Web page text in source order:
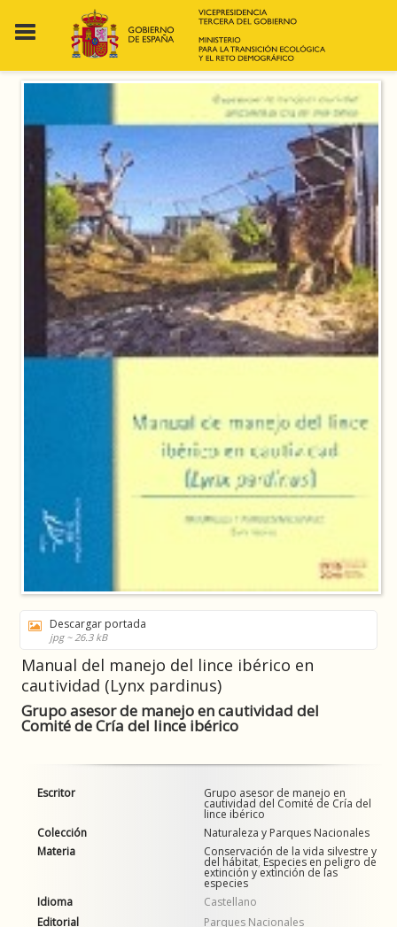
Descargar portada
jpg ~ 26.3 kB
Manual del manejo del lince ibérico en
cautividad (Lynx pardinus)
Grupo asesor de manejo en cautividad del
Comité de Cría del lince ibérico
Escritor Grupo asesor de manejo en
cautividad del Comité de Cría del
lince ibérico
Colección
Naturaleza y Parques Nacionales
Materia
Conservación de la vida silvestre y
del hábitat, Especies en peligro de
extinción y extinción de las
especies
Idioma
Castellano
Editorial
Parques Nacionales